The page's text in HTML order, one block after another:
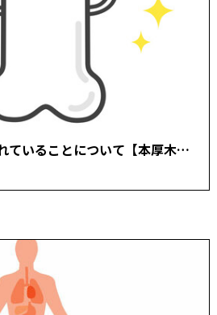
骨は常に作り替えられていることについて【本厚木駅で痛みの原因を取り除く あかつき整骨院】